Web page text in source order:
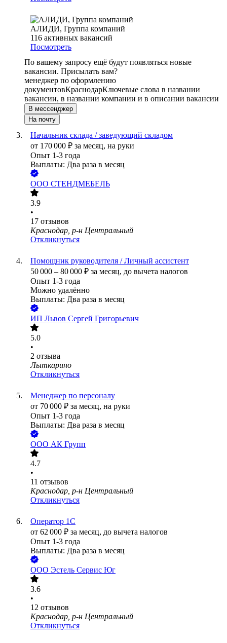
АЛИДИ, Группа компаний
116 активных вакансий
Посмотреть
По вашему запросу ещё будут появляться новые
вакансии. Присылать вам?
менеджер по оформлению
документовКраснодарКлючевые слова в названии
вакансии, в названии компании и в описании вакансии
В мессенджер
На почту
Начальник склада / заведующий складом
от 170 000 ₽ за месяц, на руки
Опыт 1-3 года
Выплаты: Два раза в месяц
ООО СТЕНДМЕБЕЛЬ
3.9
•
17 отзывов
Краснодар, р-н Центральный
Откликнуться
Помощник руководителя / Личный ассистент
50 000 – 80 000 ₽ за месяц, до вычета налогов
Опыт 1-3 года
Можно удалённо
Выплаты: Два раза в месяц
ИП Львов Сергей Григорьевич
5.0
•
2 отзыва
Лыткарино
Откликнуться
Менеджер по персоналу
от 70 000 ₽ за месяц, на руки
Опыт 1-3 года
Выплаты: Два раза в месяц
ООО АК Групп
4.7
•
11 отзывов
Краснодар, р-н Центральный
Откликнуться
Оператор 1С
от 62 000 ₽ за месяц, до вычета налогов
Опыт 1-3 года
Выплаты: Два раза в месяц
ООО Эстель Сервис Юг
3.6
•
12 отзывов
Краснодар, р-н Центральный
Откликнуться